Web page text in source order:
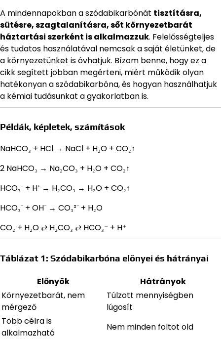
A mindennapokban a szódabikarbónát tisztításra,
sütésre, szagtalanításra, sőt környezetbarát
háztartási szerként is alkalmazzuk. Felelősségteljes
és tudatos használatával nemcsak a saját életünket, de
a környezetünket is óvhatjuk. Bízom benne, hogy ez a
cikk segített jobban megérteni, miért működik olyan
hatékonyan a szódabikarbóna, és hogyan használhatjuk
a kémiai tudásunkat a gyakorlatban is.
Példák, képletek, számítások
NaHCO₃ + HCl → NaCl + H₂O + CO₂↑
2 NaHCO₃ → Na₂CO₃ + H₂O + CO₂↑
HCO₃⁻ + H⁺ → H₂CO₃ → H₂O + CO₂↑
HCO₃⁻ + OH⁻ → CO₃²⁻ + H₂O
CO₂ + H₂O ⇄ H₂CO₃ ⇄ HCO₃⁻ + H⁺
Táblázat 1: Szódabikarbóna előnyei és hátrányai
Előnyök
Hátrányok
Környezetbarát, nem
mérgező
Túlzott mennyiségben
lúgosít
Több célra is
alkalmazható
Nem minden foltot old